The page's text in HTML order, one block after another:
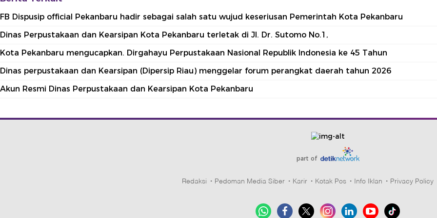
FB Dispusip official Pekanbaru hadir sebagai salah satu wujud keseriusan Pemerintah Kota Pekanbaru
Dinas Perpustakaan dan Kearsipan Kota Pekanbaru terletak di Jl. Dr. Sutomo No.1,
Kota Pekanbaru mengucapkan. Dirgahayu Perpustakaan Nasional Republik Indonesia ke 45 Tahun
Dinas perpustakaan dan Kearsipan (Dipersip Riau) menggelar forum perangkat daerah tahun 2026
Akun Resmi Dinas Perpustakaan dan Kearsipan Kota Pekanbaru
part of
Redaksi Pedoman Media Siber Karir Kotak Pos Info Iklan Privacy Policy